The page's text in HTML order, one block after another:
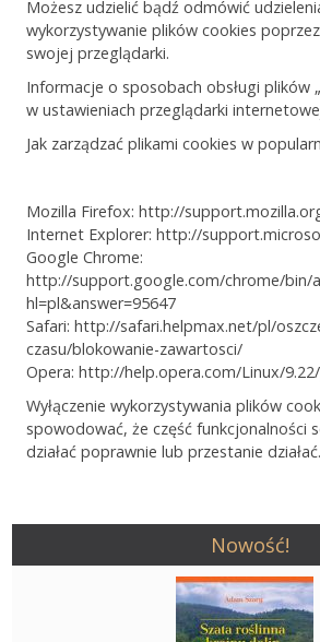
Możesz udzielić bądź odmówić
wykorzystywanie plików cookies
swojej przeglądarki.
Informacje o sposobach obsługi plików
w ustawieniach przeglądarki
Jak zarządzać plikami cookies w
Mozilla Firefox: http://
Internet Explorer: http://
Google Chrome:
http://support.google.com/chrome/bin/
hl=pl&answer=95647
Safari: http://safari.helpmax.net/pl/
czasu/blokowanie-zawartosci/
Opera: http://help.opera.com/Linux/
Wyłączenie wykorzystywania plików
spowodować, że część funkcjonalności
działać poprawnie lub przestanie działać.
Nowość!